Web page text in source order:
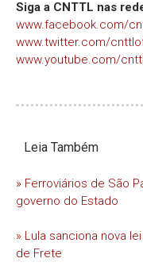
Siga a CNTTL nas
www.facebook.com/
www.twitter.com/
www.youtube.com/cnttl
Leia Também
» Ferroviários de São
governo do Estado
» Lula sanciona nova
de Frete